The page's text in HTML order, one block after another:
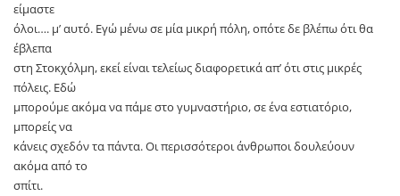
είμαστε
όλοι…. μ’ αυτό. Εγώ μένω σε μία μικρή πόλη, οπότε δε βλέπω ότι θα
έβλεπα
στη Στοκχόλμη, εκεί είναι τελείως διαφορετικά απ’ ότι στις μικρές
πόλεις. Εδώ
μπορούμε ακόμα να πάμε στο γυμναστήριο, σε ένα εστιατόριο,
μπορείς να
κάνεις σχεδόν τα πάντα. Οι περισσότεροι άνθρωποι δουλεύουν
ακόμα από το
σπίτι.